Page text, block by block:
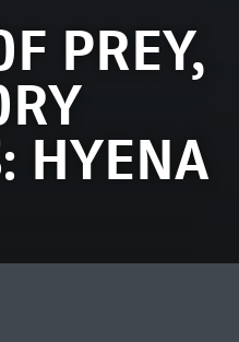
PREY,
HYENA